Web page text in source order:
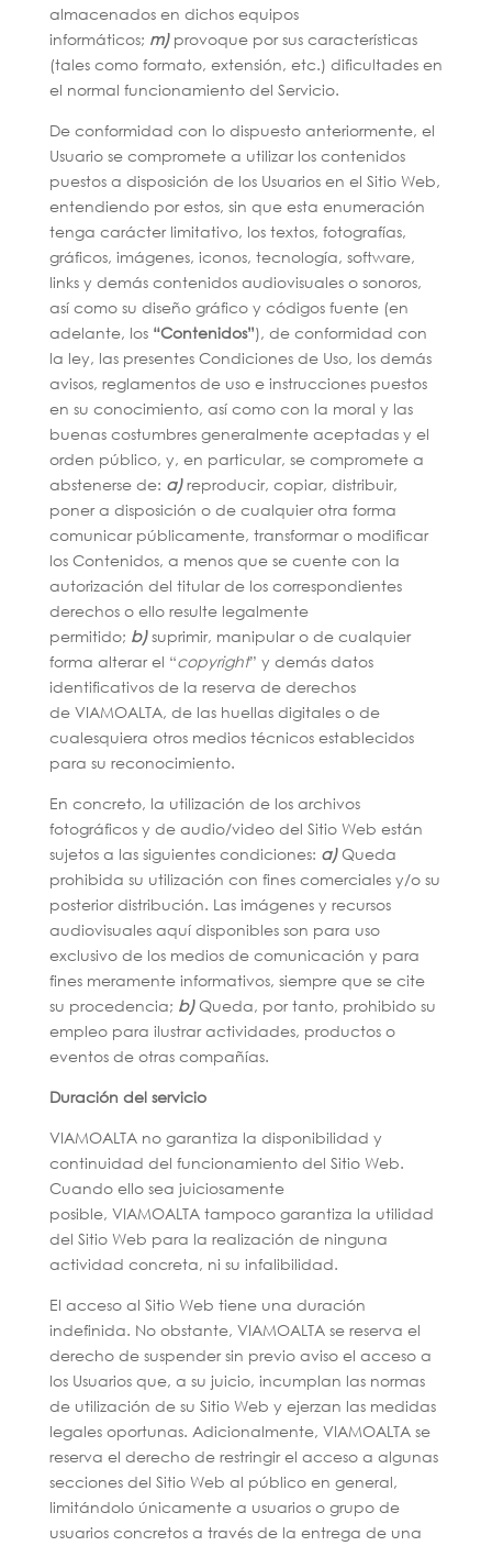
almacenados en dichos equipos
informáticos; m)provoque por sus características
(tales como formato, extensión, etc.) dificultades en
el normal funcionamiento del Servicio.
De conformidad con lo dispuesto anteriormente, el
Usuario se compromete a utilizar los contenidos
puestos a disposición de los Usuarios en el Sitio Web,
entendiendo por estos, sin que esta enumeración
tenga carácter limitativo, los textos, fotografías,
gráficos, imágenes, iconos, tecnología, software,
links y demás contenidos audiovisuales o sonoros,
así como su diseño gráfico y códigos fuente (en
adelante, los “Contenidos”), de conformidad con
la ley, las presentes Condiciones de Uso, los demás
avisos, reglamentos de uso e instrucciones puestos
en su conocimiento, así como con la moral y las
buenas costumbres generalmente aceptadas y el
orden público, y, en particular, se compromete a
abstenerse de: a)reproducir, copiar, distribuir,
poner a disposición o de cualquier otra forma
comunicar públicamente, transformar o modificar
los Contenidos, a menos que se cuente con la
autorización del titular de los correspondientes
derechos o ello resulte legalmente
permitido; b)suprimir, manipular o de cualquier
forma alterar el “copyright” y demás datos
identificativos de la reserva de derechos
de VIAMOALTA, de las huellas digitales o de
cualesquiera otros medios técnicos establecidos
para su reconocimiento.
En concreto, la utilización de los archivos
fotográficos y de audio/video del Sitio Web están
sujetos a las siguientes condiciones: a)Queda
prohibida su utilización con fines comerciales y/o su
posterior distribución. Las imágenes y recursos
audiovisuales aquí disponibles son para uso
exclusivo de los medios de comunicación y para
fines meramente informativos, siempre que se cite
su procedencia; b)Queda, por tanto, prohibido su
empleo para ilustrar actividades, productos o
eventos de otras compañías.
Duración del servicio
VIAMOALTA no garantiza la disponibilidad y
continuidad del funcionamiento del Sitio Web.
Cuando ello sea juiciosamente
posible, VIAMOALTA tampoco garantiza la utilidad
del Sitio Web para la realización de ninguna
actividad concreta, ni su infalibilidad.
El acceso al Sitio Web tiene una duración
indefinida. No obstante, VIAMOALTA se reserva el
derecho de suspender sin previo aviso el acceso a
los Usuarios que, a su juicio, incumplan las normas
de utilización de su Sitio Web y ejerzan las medidas
legales oportunas. Adicionalmente, VIAMOALTA se
reserva el derecho de restringir el acceso a algunas
secciones del Sitio Web al público en general,
limitándolo únicamente a usuarios o grupo de
usuarios concretos a través de la entrega de una